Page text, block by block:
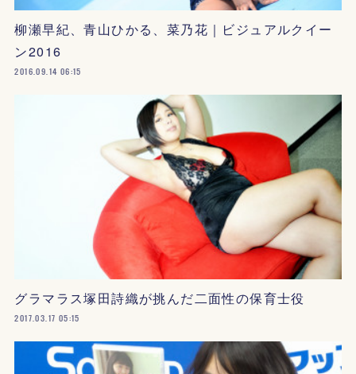
柳瀬早紀、青山ひかる、菜乃花｜ビジュアルクイー
ン2016
2016.09.14 06:15
グラマラス塚田詩織が挑んだ二面性の保育士役
2017.03.17 05:15